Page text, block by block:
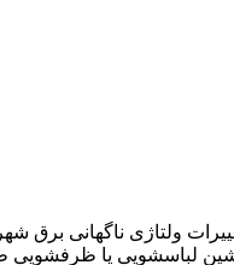
ولتاژی ناگهانی برق